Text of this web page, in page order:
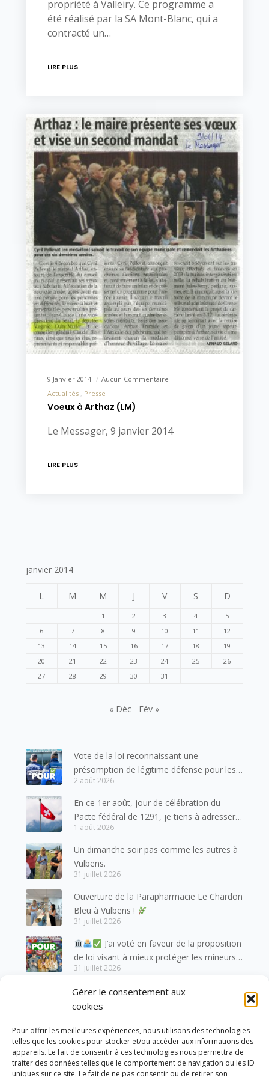
Gérer le consentement aux
cookies
Pour offrir les meilleures expériences, nous utilisons des technologies
telles que les cookies pour stocker et/ou accéder aux informations des
appareils. Le fait de consentir à ces technologies nous permettra de
traiter des données telles que le comportement de navigation ou les ID
uniques sur ce site. Le fait de ne pas consentir ou de retirer son
propriété à Valleiry. Ce programme a
été réalisé par la SA Mont-Blanc, qui a
contracté un…
LIRE PLUS
9 Janvier 2014
Aucun Commentaire
Actualités
Presse
Voeux à Arthaz (LM)
Le Messager, 9 janvier 2014
LIRE PLUS
janvier 2014
L M M J V S D
1 2 3 4
5
6
7 8 9 10 11
12
13
14 15 16 17 18
19
20
21 22 23 24 25
26
27
28 29 30 31
« Déc Fév »
Vote de la loi reconnaissant une
présomption de légitime défense pour les
forces de l’ordre
2 août 2026
En ce 1er août, jour de célébration du
Pacte fédéral de 1291, je tiens à adresser
mes meilleures salutations à nos voisins et
amis suisses, et plus particulièrement aux
habitants du bassin genevois et de l’arc
lémanique, avec lesquels la Haute-Savoie
1 août 2026
Un dimanche soir pas comme les autres à
Vulbens.
31 juillet 2026
Ouverture de la Parapharmacie Le Chardon
Bleu à Vulbens !
31 juillet 2026
J’ai voté en faveur de la proposition
de loi visant à mieux protéger les mineurs
des risques liés à l’utilisation des réseaux
31 juillet 2026